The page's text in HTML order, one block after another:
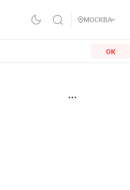
МОСКВА
ОК